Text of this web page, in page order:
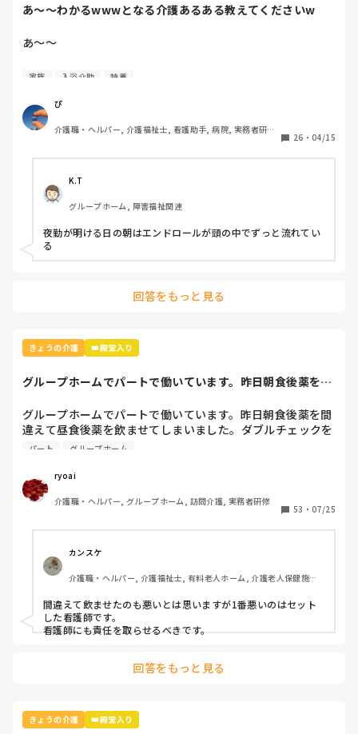
あ〜〜わかるwwwとなる介護あるある教えてくださいw
あ〜〜
わかるwww
となる介護あるある教えてくださいw
家族 入浴介助 特養
ぴ
介護職・ヘルパー, 介護福祉士, 看護助手, 病院, 実務者研修,
26 ・ 04/15
K.T
グループホーム, 障害福祉関連
夜勤が明ける日の朝はエンドロールが頭の中でずっと流れてい
る
回答をもっと見る
きょうの介護 👑殿堂入り
グループホームでパートで働いています。昨日朝食後薬を間
グループホームでパートで働いています。昨日朝食後薬を間
違えて昼食後薬を飲ませてしまいました。ダブルチェックを
したのに間違えました。自分が間違えたのは申し訳ない気持
、利用者のご家族に謝罪の電話もしなくてはいけません、普
通なら施設長がして下さると思ったのでビックリしていま
す。
パート グループホーム
ryoai
介護職・ヘルパー, グループホーム, 訪問介護, 実務者研修
53 ・ 07/25
カンスケ
介護職・ヘルパー, 介護福祉士, 有料老人ホーム, 介護老人保健施設,
間違えて飲ませたのも悪いとは思いますが1番悪いのはセット
した看護師です。
看護師にも責任を取らせるべきです。
回答をもっと見る
きょうの介護 👑殿堂入り